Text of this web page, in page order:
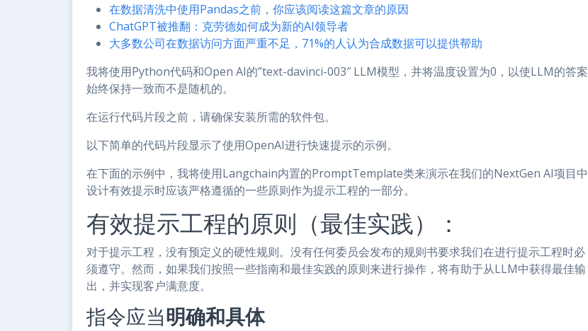
在数据清洗中使用Pandas之前，你应该阅读这篇文章的原因
ChatGPT被推翻：克劳德如何成为新的AI领导者
大多数公司在数据访问方面严重不足，71%的人认为合成数据可以提供帮助
我将使用Python代码和Open AI的”text-davinci-003″ LLM模型，并将温度设置为0，以使LLM的答案
始终保持一致而不是随机的。
在运行代码片段之前，请确保安装所需的软件包。
以下简单的代码片段显示了使用OpenAI进行快速提示的示例。
在下面的示例中，我将使用Langchain内置的PromptTemplate类来演示在我们的NextGen AI项目中
设计有效提示时应该严格遵循的一些原则作为提示工程的一部分。
有效提示工程的原则（最佳实践）：
对于提示工程，没有预定义的硬性规则。没有任何委员会发布的规则书要求我们在进行提示工程时必
须遵守。然而，如果我们按照一些指南和最佳实践的原则来进行操作，将有助于从LLM中获得最佳输
出，并实现客户满意度。
指令应当明确和具体